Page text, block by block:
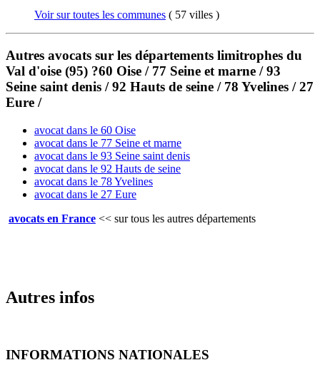
Voir sur toutes les communes ( 57 villes )
Autres avocats sur les départements limitrophes du
Val d'oise (95) ?60 Oise / 77 Seine et marne / 93
Seine saint denis / 92 Hauts de seine / 78 Yvelines / 27
Eure /
avocat dans le 60 Oise
avocat dans le 77 Seine et marne
avocat dans le 93 Seine saint denis
avocat dans le 92 Hauts de seine
avocat dans le 78 Yvelines
avocat dans le 27 Eure
avocats en France << sur tous les autres départements
Autres infos
INFORMATIONS NATIONALES